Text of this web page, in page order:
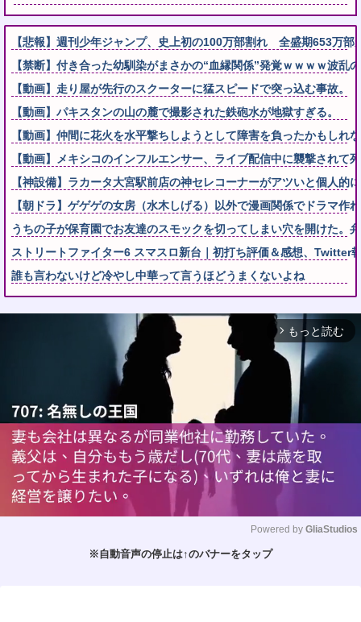
【悲報】週刊少年ジャンプ、史上初の100万部割れ 全盛期653万
【禁断】付き合った幼馴染がまさかの“血縁関係”発覚ｗｗｗｗ波乱
【動画】走り屋が先行のスクーターに猛スピードで突っ込む事故。
【動画】パキスタンの山の麓で撮影された鉄砲水が地獄すぎる。
【動画】仲間に花火を水平撃ちしようとして障害を負ったかもしれ
【動画】メキシコのインフルエンサー、ライブ配信中に襲撃されて
【神設備】ラカータ大宮駅前店の神セレコーナーがアツいと個人
【朝ドラ】ゲゲゲの女房（水木しげる）以外で漫画関係でドラマ作
うちの子が保育園でお友達のスモックを切ってしまい穴を開けた。
ストリートファイター6 スマスロ新台｜初打ち評価＆感想、Twitter
誰も言わないけど冷やし中華って言うほどうまくないよね
arrow_forward_ios もっと読む
Powered by GliaStudios
※自動音声の停止は↑のバナーをタップ